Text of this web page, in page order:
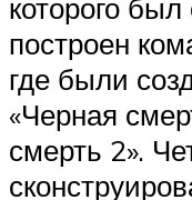
которого
построен
где были
«Черная
смерть 2».